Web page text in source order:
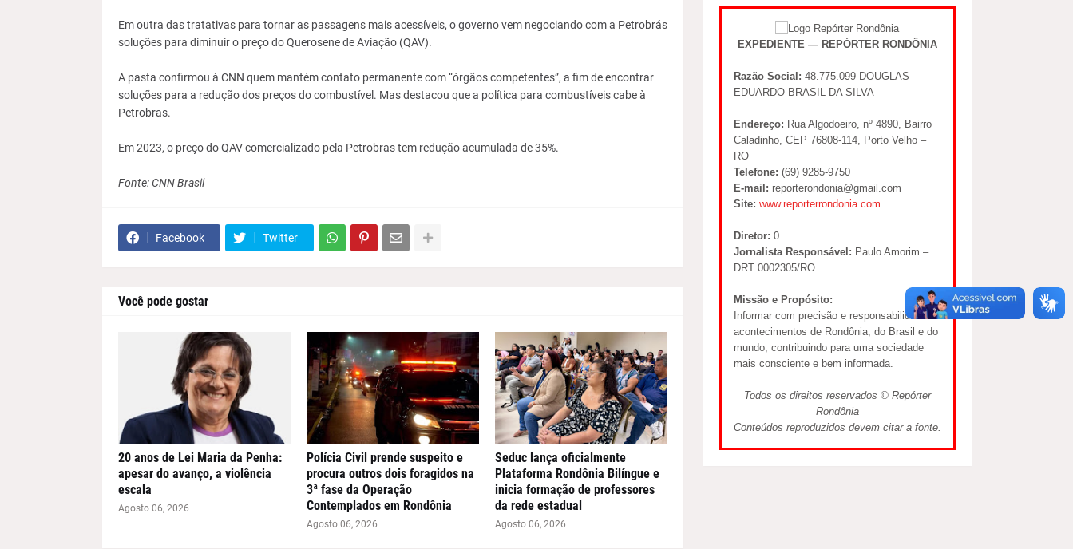
Em outra das tratativas para tornar as passagens mais acessíveis, o governo vem negociando com a Petrobrás
soluções para diminuir o preço do Querosene de Aviação (QAV).
A pasta confirmou à CNN quem mantém contato permanente com “órgãos competentes”, a fim de encontrar
soluções para a redução dos preços do combustível. Mas destacou que a política para combustíveis cabe à
Petrobras.
Em 2023, o preço do QAV comercializado pela Petrobras tem redução acumulada de 35%.
Fonte: CNN Brasil
Facebook Twitter
Você pode gostar
20 anos de Lei Maria da Penha:
apesar do avanço, a violência
escala
Agosto 06, 2026
Polícia Civil prende suspeito e
procura outros dois foragidos na
3ª fase da Operação
Contemplados em Rondônia
Agosto 06, 2026
Seduc lança oficialmente
Plataforma Rondônia Bilíngue e
inicia formação de professores
da rede estadual
Agosto 06, 2026
EXPEDIENTE — REPÓRTER RONDÔNIA
Razão Social: 48.775.099 DOUGLAS
EDUARDO BRASIL DA SILVA
Endereço: Rua Algodoeiro, nº 4890, Bairro
Caladinho, CEP 76808-114, Porto Velho –
RO
Telefone: (69) 9285-9750
E-mail: reporterondonia@gmail.com
Site: www.reporterrondonia.com
Diretor: 0
Jornalista Responsável: Paulo Amorim –
DRT 0002305/RO
Missão e Propósito:
Informar com precisão e responsabilidade os
acontecimentos de Rondônia, do Brasil e do
mundo, contribuindo para uma sociedade
mais consciente e bem informada.
Todos os direitos reservados © Repórter
Rondônia
Conteúdos reproduzidos devem citar a fonte.